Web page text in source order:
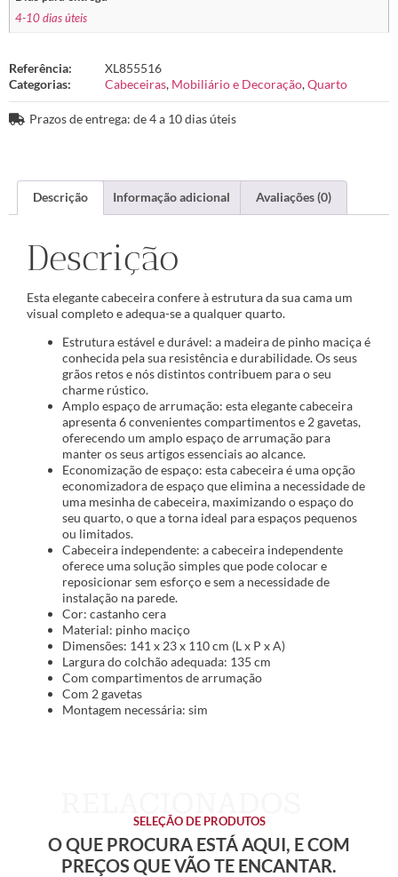
4-10 dias úteis
Referência:
XL855516
Categorias:
Cabeceiras, Mobiliário e Decoração,Quarto
Prazos de entrega: de 4 a 10 dias úteis
Descrição Informação adicional Avaliações (0)
Descrição
Esta elegante cabeceira confere à estrutura da sua cama um
visual completo e adequa-se a qualquer quarto.
Estrutura estável e durável: a madeira de pinho maciça é
conhecida pela sua resistência e durabilidade. Os seus
grãos retos e nós distintos contribuem para o seu
charme rústico.
Amplo espaço de arrumação: esta elegante cabeceira
apresenta 6 convenientes compartimentos e 2 gavetas,
oferecendo um amplo espaço de arrumação para
manter os seus artigos essenciais ao alcance.
Economização de espaço: esta cabeceira é uma opção
economizadora de espaço que elimina a necessidade de
uma mesinha de cabeceira, maximizando o espaço do
seu quarto, o que a torna ideal para espaços pequenos
ou limitados.
Cabeceira independente: a cabeceira independente
oferece uma solução simples que pode colocar e
reposicionar sem esforço e sem a necessidade de
instalação na parede.
Cor: castanho cera
Material: pinho maciço
Dimensões: 141 x 23 x 110 cm (L x P x A)
Largura do colchão adequada: 135 cm
Com compartimentos de arrumação
Com 2 gavetas
Montagem necessária: sim
SELEÇÃO DE PRODUTOS
O QUE PROCURA ESTÁ AQUI, E COM
PREÇOS QUE VÃO TE ENCANTAR.